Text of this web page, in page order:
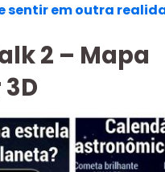
sentir em outra
2 – Mapa